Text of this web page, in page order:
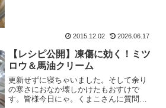
2015.12.02 2026.06.17
【レシピ公開】凍傷に効く！ミツ
ロウ＆馬油クリーム
更新せずに寝ちゃいました。そして余り
の寒さにおなか壊しかけたもおすけで
す。皆様今日にゃ。くまこさんに質問さ